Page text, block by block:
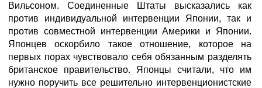
Вильсоном. Соединенные Штаты высказались как
против индивидуальной интервенции Японии, так и
против совместной интервенции Америки и Японии.
Японцев оскорбило такое отношение, которое на
первых порах чувствовало себя обязанным разделять
британское правительство. Японцы считали, что им
нужно поручить все решительно интервенционистские